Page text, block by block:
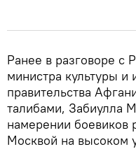
Ранее в разговоре с
министра культуры
правительства
талибами, Забиулла
намерении боевиков
Москвой на высоком